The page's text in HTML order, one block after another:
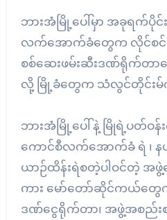
ဘားအံမြို့ပေါ်မှာ အခုရက်ပို
လက်အောက်ခံတွေက လိုင်စ
စစ်ဆေးဖမ်းဆီးဒဏ်ရိုက်တ
လို့ မြို့ခံတွေက သံလွင်တိုင်းမ်ကို
ဘားအံမြို့ပေါ်နဲ့ မြိုရဲ့ပတ်ဝန်
ကောင်စီလက်အောက်ခံ ရဲ ၊ နယ်
ယာဉ်ထိန်းရဲစတဲ့ပါဝင်တဲ့ အဖွဲ့
ကား မော်တော်ဆိုင်ကယ်တွေကို
ဒဏ်ငွေရိုက်တာ၊ အဖွဲ့အစည်